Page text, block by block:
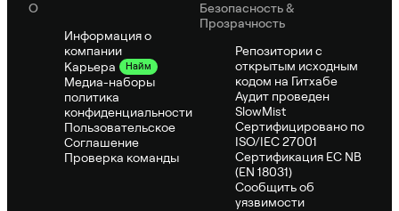
О
Информация о
компании
Карьера
Найм
Медиа-наборы
политика
конфиденциальности
Пользовательское
Соглашение
Проверка команды
Безопасность &
Прозрачность
Репозитории с
открытым исходным
кодом на Гитхабе
Аудит проведен
SlowMist
Сертифицировано по
ISO/IEC 27001
Сертификация ЕС NB
(EN 18031)
Сообщить об
уязвимости